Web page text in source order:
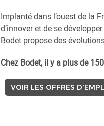
Implanté dans l’ouest de la
d’innover et de se
Bodet propose des
Chez Bodet, il y a plus de
VOIR LES OFFRES